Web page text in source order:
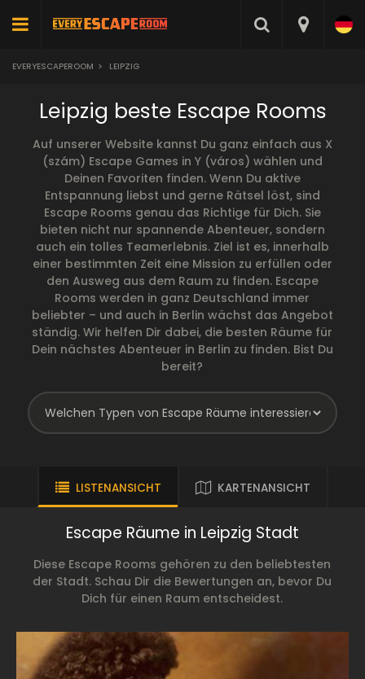
EVERYESCAPEROOM > LEIPZIG
Leipzig beste Escape Rooms
Auf unserer Website kannst Du ganz einfach aus X
(szám) Escape Games in Y (város) wählen und
Deinen Favoriten finden. Wenn Du aktive
Entspannung liebst und gerne Rätsel löst, sind
Escape Rooms genau das Richtige für Dich. Sie
bieten nicht nur spannende Abenteuer, sondern
auch ein tolles Teamerlebnis. Ziel ist es, innerhalb
einer bestimmten Zeit eine Mission zu erfüllen oder
den Ausweg aus dem Raum zu finden. Escape
Rooms werden in ganz Deutschland immer
beliebter – und auch in Berlin wächst das Angebot
ständig. Wir helfen Dir dabei, die besten Räume für
Dein nächstes Abenteuer in Berlin zu finden. Bist Du
bereit?
LISTENANSICHT KARTENANSICHT
Escape Räume in Leipzig Stadt
Diese Escape Rooms gehören zu den beliebtesten
der Stadt. Schau Dir die Bewertungen an, bevor Du
Dich für einen Raum entscheidest.